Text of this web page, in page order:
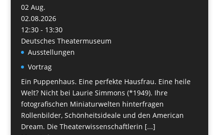
02 Aug.
02.08.2026
12:30 - 13:30
Deutsches Theatermuseum
Ausstellungen
Vortrag
Ein Puppenhaus. Eine perfekte Hausfrau. Eine heile
Welt? Nicht bei Laurie Simmons (*1949). Ihre
fotografischen Miniaturwelten hinterfragen
Rollenbilder, Schönheitsideale und den American
Dream. Die Theaterwissenschaftlerin [...]